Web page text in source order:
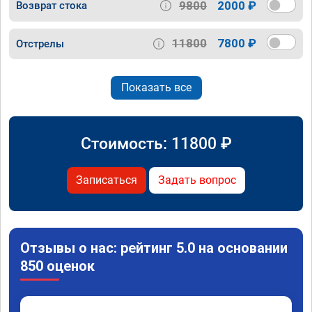
Возврат стока 9800 2000 ₽
Отстрелы 11800 7800 ₽
Показать все
Стоимость: 11800 ₽
Записаться Задать вопрос
Отзывы о нас: рейтинг 5.0 на основании
850 оценок